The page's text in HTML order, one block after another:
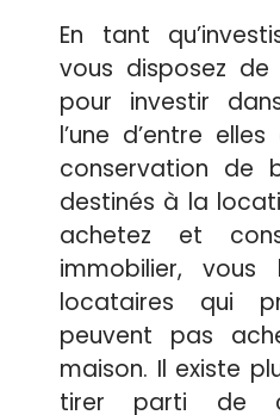
En tant
vous disposez de
pour investir
l’une d’entre
conservation de
destinés à la
achetez et
immobilier,
locataires qui
peuvent pas
maison. Il existe
tirer parti de